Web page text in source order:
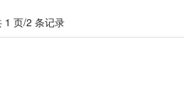
1 页/2 条记录